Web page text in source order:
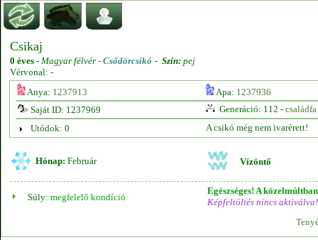
Csikaj
0 éves - Magyar félvér - Csődörcsikó - Szín: pej
Vérvonal: -
Anya: 1237913 Apa: 1237936
Saját ID: 1237969
Generáció: 112 - családfa
Utódok: 0
A csikó még nem ivarérett!
Hónap: Február Vízöntő
Súly: megfelelő kondíció
Egészséges! A
Képfeltöltés nincs aktiválva!